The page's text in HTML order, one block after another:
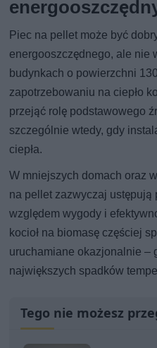
Piec na pellet może być
energooszczędnego, ale nie
budynkach o powierzchni
zapotrzebowaniu na ciepło
przejąć rolę podstawowego
szczególnie wtedy, gdy
ciepła.
W mniejszych domach oraz
na pellet zazwyczaj ustępują
względem wygody i
kocioł na biomasę częściej
uruchamiane okazjonalnie –
największych spadków
Tego nie możesz